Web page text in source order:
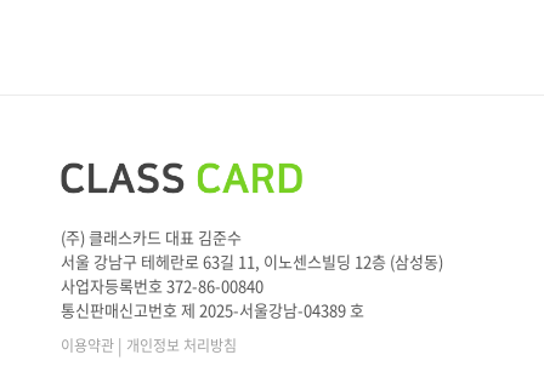
(주) 클래스카드 대표 김준수
서울 강남구 테헤란로 63길 11, 이노센스빌딩 12층 (삼성동)
사업자등록번호 372-86-00840
통신판매신고번호 제 2025-서울강남-04389 호
이용약관 | 개인정보 처리방침